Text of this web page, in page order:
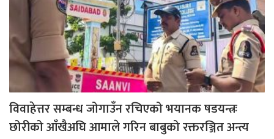
विवाहेत्तर सम्बन्ध जोगाउँन रचिएको भयानक षडयन्त्रः
छोरीको आँखैअघि आमाले गरिन बाबुको रक्तरञ्जित अन्त्य